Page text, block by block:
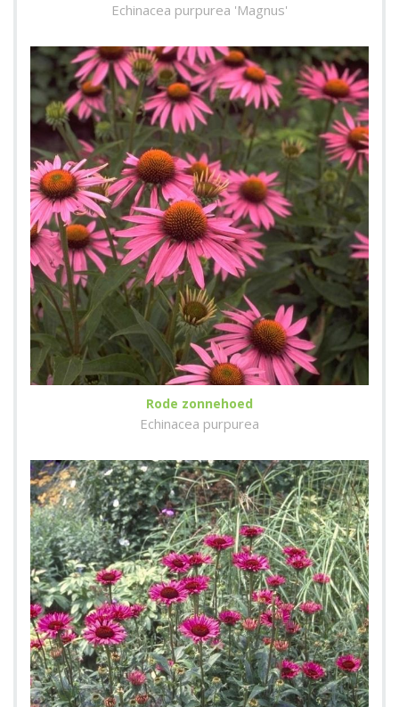
Echinacea purpurea 'Magnus'
Rode zonnehoed
Echinacea purpurea